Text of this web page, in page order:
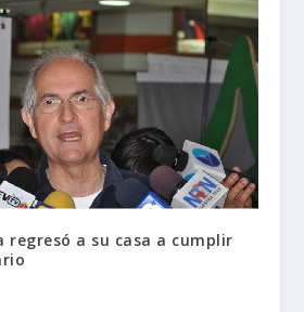
regresó a su casa a cumplir